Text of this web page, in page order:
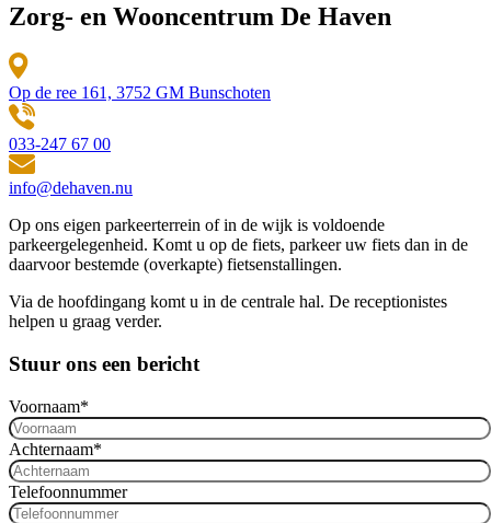
Zorg- en Wooncentrum De Haven
Op de ree 161, 3752 GM Bunschoten
033-247 67 00
info@dehaven.nu
Op ons eigen parkeerterrein of in de wijk is voldoende
parkeergelegenheid. Komt u op de fiets, parkeer uw fiets dan in de
daarvoor bestemde (overkapte) fietsenstallingen.
Via de hoofdingang komt u in de centrale hal. De receptionistes
helpen u graag verder.
Stuur ons een bericht
Voornaam*
Achternaam*
Telefoonnummer